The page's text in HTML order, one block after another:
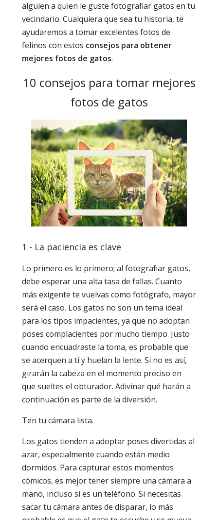
alguien a quien le guste fotografiar gatos en tu
vecindario. Cualquiera que sea tu historia, te
ayudaremos a tomar excelentes fotos de
felinos con estos consejos para obtener
mejores fotos de gatos.
10 consejos para tomar mejores
fotos de gatos
1 - La paciencia es clave
Lo primero es lo primero; al fotografiar gatos,
debe esperar una alta tasa de fallas. Cuanto
más exigente te vuelvas como fotógrafo, mayor
será el caso. Los gatos no son un tema ideal
para los tipos impacientes, ya que no adoptan
poses complacientes por mucho tiempo. Justo
cuando encuadraste la toma, es probable que
se acerquen a ti y huelan la lente. Si no es así,
girarán la cabeza en el momento preciso en
que sueltes el obturador. Adivinar qué harán a
continuación es parte de la diversión.
Ten tu cámara lista.
Los gatos tienden a adoptar poses divertidas al
azar, especialmente cuando están medio
dormidos. Para capturar estos momentos
cómicos, es mejor tener siempre una cámara a
mano, incluso si es un teléfono. Si necesitas
sacar tu cámara antes de disparar, lo más